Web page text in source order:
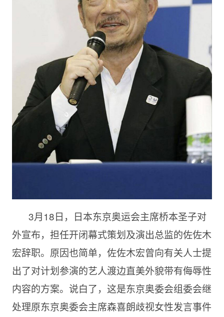
3月18日，日本东京奥运会主席桥本圣子对
外宣布，担任开闭幕式策划及演出总监的佐佐木
宏辞职。原因也简单，佐佐木宏曾向有关人士提
出了对计划参演的艺人渡边直美外貌带有侮辱性
内容的方案。说白了，这是东京奥委会组委会继
处理原东京奥委会主席森喜朗歧视女性发言事件